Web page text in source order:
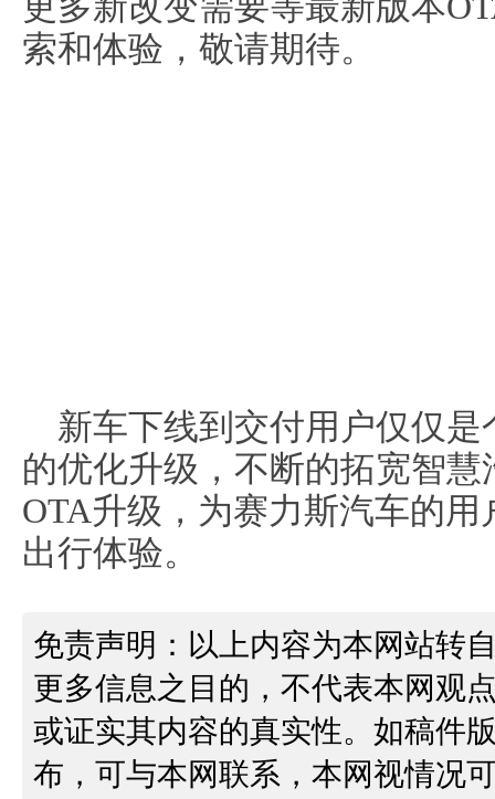
索和体验，敬请期待。
新车下线到交付用户仅仅
的优化升级，不断的拓宽智
OTA升级，为赛力斯汽车的
出行体验。
免责声明：以上内容为本网站转
更多信息之目的，不代表本网观
或证实其内容的真实性。如稿件
布，可与本网联系，本网视情况